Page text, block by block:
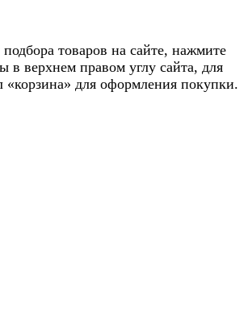
товаров на сайте, нажмите
в верхнем правом углу сайта, для
«корзина» для оформления покупки.